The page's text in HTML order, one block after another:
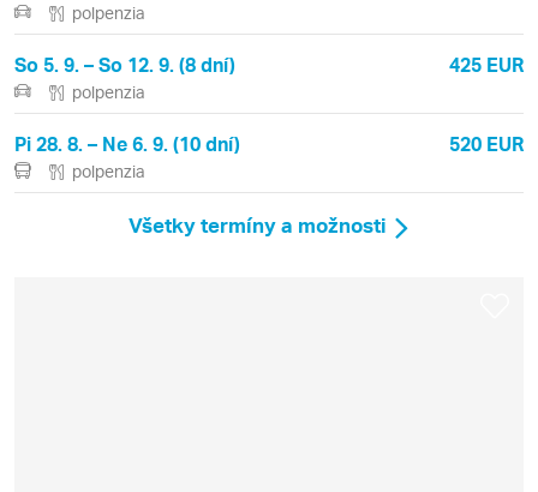
polpenzia
So 5. 9. – So 12. 9. (8 dní) 425 EUR
polpenzia
Pi 28. 8. – Ne 6. 9. (10 dní) 520 EUR
polpenzia
Všetky termíny a možnosti